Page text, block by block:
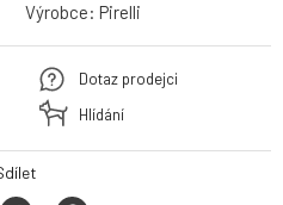
Výrobce: Pirelli
Dotaz prodejci
Hlídání